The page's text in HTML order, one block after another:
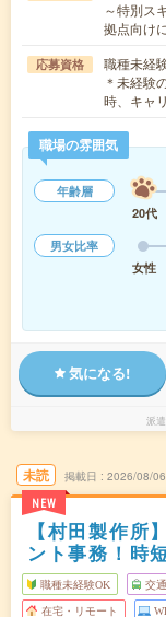
～特別ス
拠点向け
応募資格
職種未経
＊未経験
時、キャ
職場の雰囲気
年齢層
20代
男女比率
女性
気になる!
派
未読
NEW
掲載日 2026/08/06
【村田製作所
ント事務！時
職種未経験OK 交
在宅・リモート